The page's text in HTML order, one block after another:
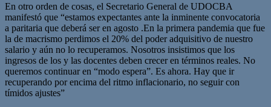
En otro orden de cosas, el Secretario General de UDOCBA
manifestó que “estamos expectantes ante la inminente convocatoria
a paritaria que deberá ser en agosto .En la primera pandemia que fue
la de macrismo perdimos el 20% del poder adquisitivo de nuestro
salario y aún no lo recuperamos. Nosotros insistimos que los
ingresos de los y las docentes deben crecer en términos reales. No
queremos continuar en “modo espera”. Es ahora. Hay que ir
recuperando por encima del ritmo inflacionario, no seguir con
tímidos ajustes”